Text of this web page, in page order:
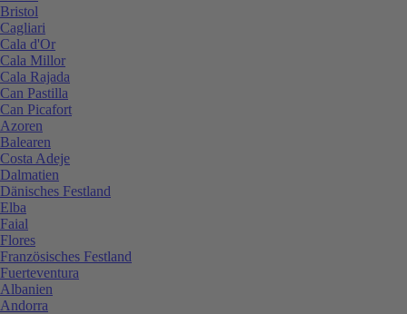
Bristol
Cagliari
Cala d'Or
Cala Millor
Cala Rajada
Can Pastilla
Can Picafort
Azoren
Balearen
Costa Adeje
Dalmatien
Dänisches Festland
Elba
Faial
Flores
Französisches Festland
Fuerteventura
Albanien
Andorra